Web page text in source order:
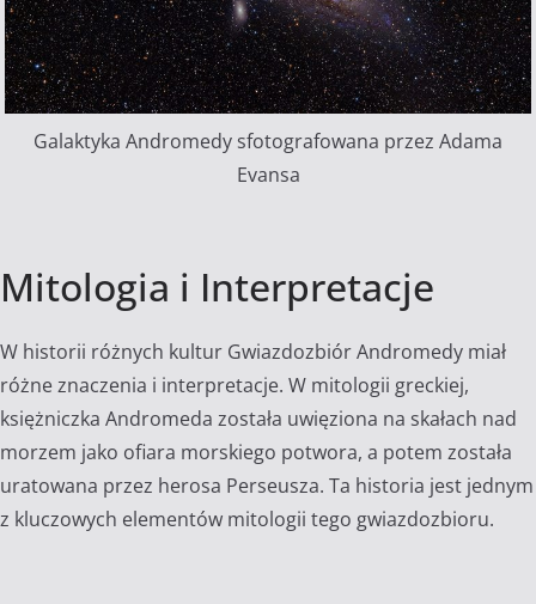
Galaktyka Andromedy sfotografowana przez Adama
Evansa
Mitologia i Interpretacje
W historii różnych kultur Gwiazdozbiór Andromedy miał
różne znaczenia i interpretacje. W mitologii greckiej,
księżniczka Andromeda została uwięziona na skałach nad
morzem jako ofiara morskiego potwora, a potem została
uratowana przez herosa Perseusza. Ta historia jest jednym
z kluczowych elementów mitologii tego gwiazdozbioru.